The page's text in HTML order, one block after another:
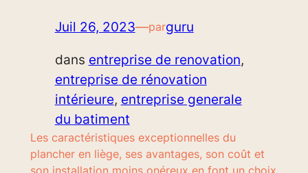
Juil 26, 2023—parguru
dans entreprise de renovation
entreprise de rénovation
intérieure, entreprise generale
du batiment
Les caractéristiques exceptionnelles du
plancher en liège, ses avantages, son coût et